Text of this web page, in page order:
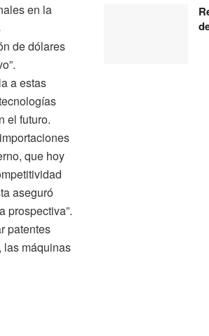
en la
de dólares
a estas
el futuro.
que hoy
aseguró
prospectiva”.
patentes
las máquinas